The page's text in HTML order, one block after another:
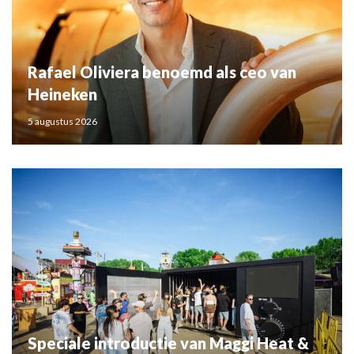
Rafael Oliviera benoemd als ceo van
Heineken
5 augustus 2026
Speciale introductie van Maggi Heat &